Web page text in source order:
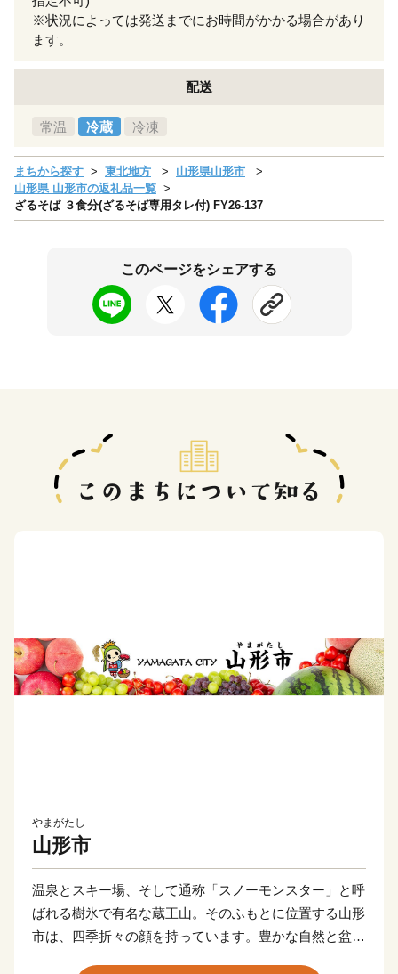
※状況によっては発送までにお時間がかかる場合があり
ます。
配送
常温 冷蔵 冷凍
まちから探す 東北地方
山形県山形市
山形県 山形市の返礼品一覧
ざるそば ３食分(ざるそば専用タレ付) FY26-137
このページをシェアする
やまがたし
山形市
温泉とスキー場、そして通称「スノーモンスター」と呼
ばれる樹氷で有名な蔵王山。そのふもとに位置する山形
市は、四季折々の顔を持っています。豊かな自然と盆地